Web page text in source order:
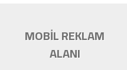
MOBİL REKLAM
ALANI